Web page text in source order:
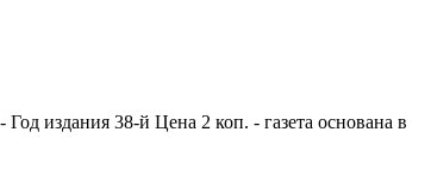
издания 38-й Цена 2 коп. - газета основана в